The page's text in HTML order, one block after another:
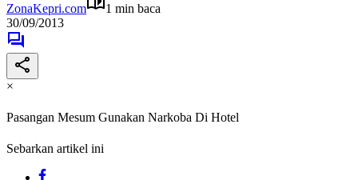
ZonaKepri.com
1 min baca
30/09/2013
×
Pasangan Mesum Gunakan Narkoba Di Hotel
Sebarkan artikel ini